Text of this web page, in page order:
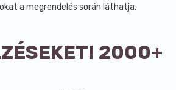
a megrendelés során láthatja.
2000+